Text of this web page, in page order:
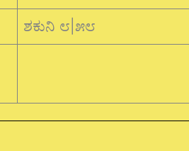
ಶಕುನಿ ೮|೫೮